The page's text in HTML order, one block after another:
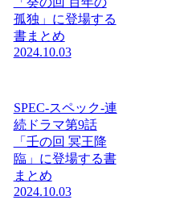
孤独」に登場する
書まとめ
2024.10.03
SPEC-スペック-連
続ドラマ第9話
「壬の回 冥王降
臨」に登場する書
まとめ
2024.10.03